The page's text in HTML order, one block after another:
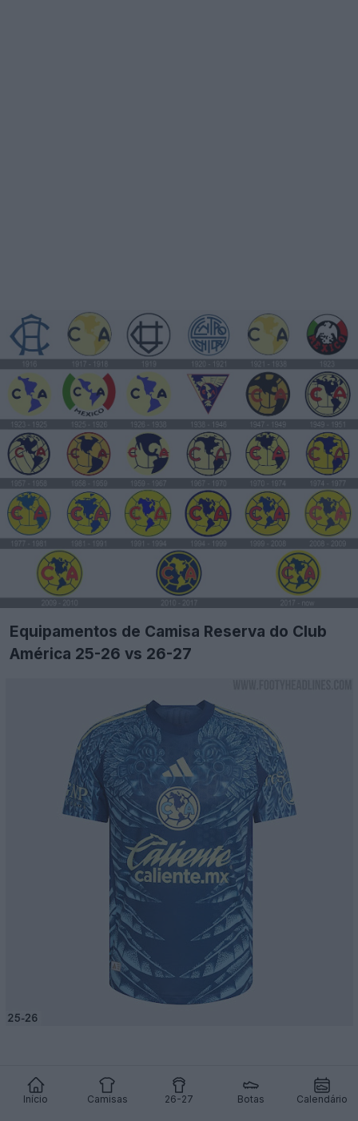
Início Camisas 26-27 Botas Calendário
Equipamentos de Camisa Reserva do Club
América 25-26 vs 26-27